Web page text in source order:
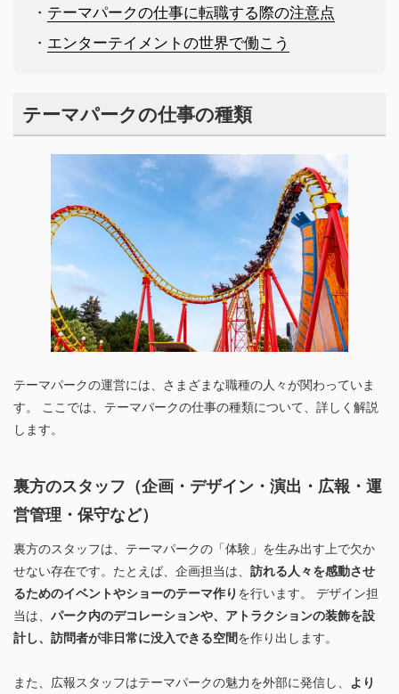
・ テーマパークの仕事に転職する際の注意点
・ エンターテイメントの世界で働こう
テーマパークの仕事の種類
テーマパークの運営には、さまざまな職種の人々が関わっていま
す。 ここでは、テーマパークの仕事の種類について、詳しく解説
します。
裏方のスタッフ（企画・デザイン・演出・広報・運
営管理・保守など）
裏方のスタッフは、テーマパークの「体験」を生み出す上で欠か
せない存在です。たとえば、企画担当は、 訪れる人々を感動させ
るためのイベントやショーのテーマ作り を行います。 デザイン担
当は、 パーク内のデコレーションや、アトラクションの装飾を設
計し、訪問者が非日常に没入できる空間を作り出します。
また、広報スタッフはテーマパークの魅力を外部に発信し、 より